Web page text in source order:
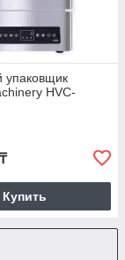
упаковщик
HVC-
₸
Купить